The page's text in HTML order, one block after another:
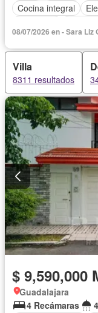
Cocina integral
08/07/2026 en - Sara Liz
Villa
8311 resultados
$ 9,590,000
Guadalajara
4 Recámaras